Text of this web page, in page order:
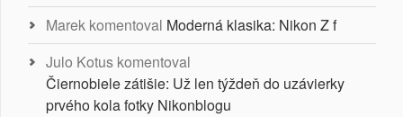
Marek komentoval Moderná klasika: Nikon Z f
Julo Kotus komentoval
Čiernobiele zátišie: Už len týždeň do uzávierky
prvého kola fotky Nikonblogu